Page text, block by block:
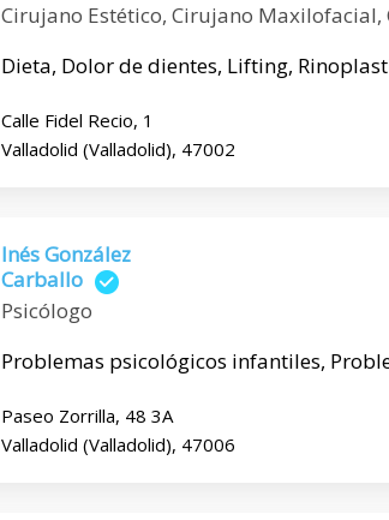
Cirujano Estético, Cirujano Maxilofacial,
Dieta, Dolor de dientes, Lifting,
Calle Fidel Recio, 1
Valladolid (Valladolid), 47002
Inés González
Carballo
Psicólogo
Problemas psicológicos infantiles,
Paseo Zorrilla, 48 3A
Valladolid (Valladolid), 47006